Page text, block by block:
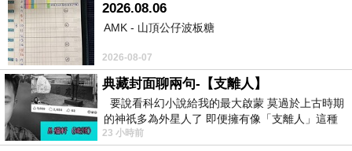
2026.08.06
AMK - 山頂公仔波板糖
2026-08-07
典藏封面聊兩句-【支離人】
要說看科幻小說給我的最大啟蒙 莫過於上古時期
的神祇多為外星人了 即便擁有像「支離人」這種
驚世駭俗的神通法門 也未必讀
23 小時前